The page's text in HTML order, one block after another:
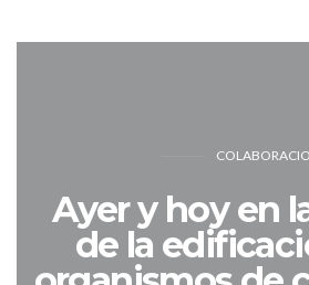
Ayer y hoy en
de la